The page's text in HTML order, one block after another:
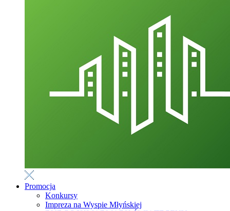
Promocja
Konkursy
Impreza na Wyspie Młyńskiej